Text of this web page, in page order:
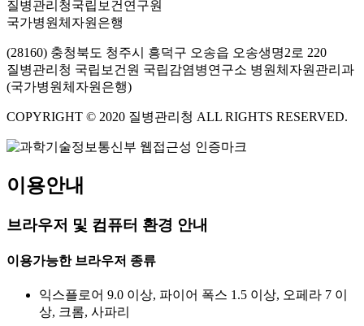
질병관리청국립보건연구원
국가병원체자원은행
(28160) 충청북도 청주시 흥덕구 오송읍 오송생명2로 220
질병관리청 국립보건원 국립감염병연구소 병원체자원관리과
(국가병원체자원은행)
COPYRIGHT © 2020 질병관리청 ALL RIGHTS RESERVED.
이용안내
브라우저 및 컴퓨터 환경 안내
이용가능한 브라우저 종류
익스플로어 9.0 이상, 파이어 폭스 1.5 이상, 오페라 7 이
상, 크롬, 사파리